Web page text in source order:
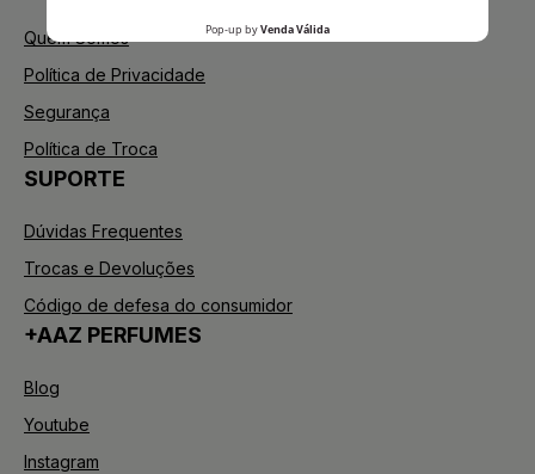
Quem Somos
Política de Privacidade
Segurança
Política de Troca
SUPORTE
Dúvidas Frequentes
Trocas e Devoluções
Código de defesa do consumidor
+AAZ PERFUMES
Blog
Youtube
Instagram